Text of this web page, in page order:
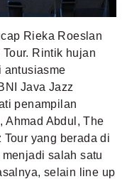
Rieka Roeslan
Rintik hujan
antusiasme
Java Jazz
penampilan
Ahmad Abdul, The
yang berada di
salah satu
selain line up